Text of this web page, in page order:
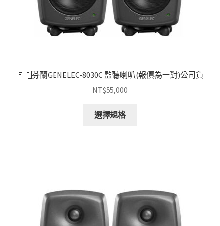
🇫🇮芬蘭GENELEC-8030C 監聽喇叭(報價為一對)公司貨
NT$55,000
選擇規格
式。
可
在